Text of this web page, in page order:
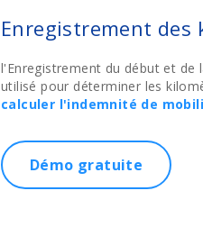
Enregistrement
l'Enregistrement du début et de
utilisé pour déterminer les
calculer l'indemnité de
Démo gratuite